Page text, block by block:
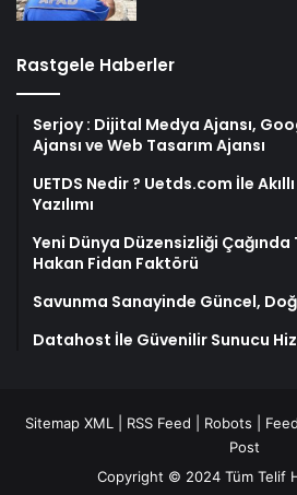
Rastgele Haberler
Serjoy : Dijital Medya Ajansı,
Ajansı ve Web Tasarım Ajansı
UETDS Nedir ? Uetds.com İle
Yazılımı
Yeni Dünya Düzensizliği Çağında
Hakan Fidan Faktörü
Savunma Sanayinde Güncel,
Datahost İle Güvenilir Sunucu
Sitemap XML RSS Feed Robots
Post
Copyright © 2024 Tüm Telif